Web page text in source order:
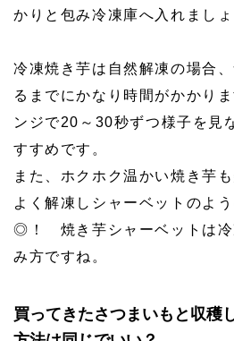
かりと包み冷凍庫へ入れましょ
冷凍焼き芋は自然解凍の場合
るまでにかなり時間がかかり
ンジで20～30秒ずつ様子を見
すすめです。
また、ホクホク温かい焼き芋
よく解凍しシャーベットのよ
◎！ 焼き芋シャーベットは冷
み方ですね。
買ってきたさつまいもと収穫